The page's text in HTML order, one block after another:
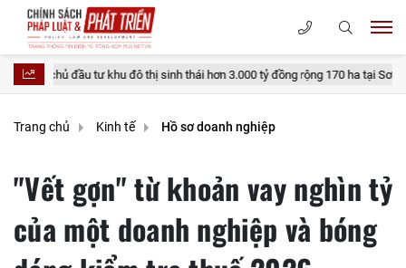
khu đô thị sinh thái hơn 3.000 tỷ đồng rộng 170 ha tại Sơn La Thủ
Trang chủ Kinh tế Hồ sơ doanh nghiệp
"Vết gợn" từ khoản vay nghìn tỷ
của một doanh nghiệp và bóng